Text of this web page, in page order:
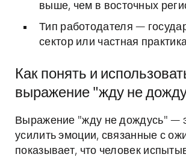
выше, чем в восточных
Тип работодателя —
сектор или частная
Как понять и
выражение "жду не
Выражение "жду не дождусь" —
усилить эмоции, связанные с
показывает, что человек